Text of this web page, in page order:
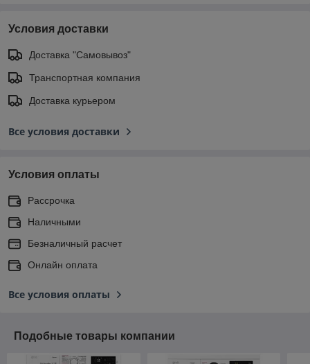
Условия доставки
Доставка "Самовывоз"
Транспортная компания
Доставка курьером
Все условия доставки
Условия оплаты
Рассрочка
Наличными
Безналичный расчет
Онлайн оплата
Все условия оплаты
Подобные товары компании